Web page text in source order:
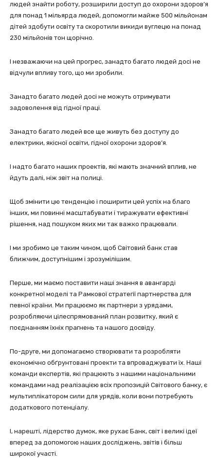
людей знайти роботу, розширили доступ до охорони здоров’я
для понад 1 мільярда людей, допомогли майже 500 мільйонам
дітей здобути освіту та скоротили викиди вуглецю на понад
230 мільйонів тон щорічно.
І незважаючи на цей прогрес, занадто багато людей досі не
відчули впливу того, що ми зробили.
Занадто багато людей досі не можуть отримувати
задоволення від гідної праці.
Занадто багато людей все ще живуть без доступу до
електрики, якісної освіти, гідної охорони здоров’я.
І надто багато наших проектів, які мають значний вплив, не
йдуть далі, ніж звіт на полиці.
Щоб змінити цю тенденцію і поширити цей успіх на благо
інших, ми повинні масштабувати і тиражувати ефективні
рішення, над пошуком яких ми так важко працювали.
І ми зробимо це таким чином, щоб Світовий банк став
ближчим, доступнішим і зрозумілішим.
Перше, ми маємо поставити наші знання в авангарді
конкретної моделі та Рамкової стратегії партнерства для
певної країни. Ми працюємо як партнери з урядами,
розробляючи цілеспрямований план розвитку, який є
поєднанням їхніх прагнень та нашого досвіду.
По-друге, ми допомагаємо створювати та розробляти
економічно обґрунтовані проекти та впроваджувати їх. Наші
команди експертів, які працюють з нашими національними
командами над реалізацією всіх пропозицій Світового банку, є
мультиплікатором сили для урядів, коли вони потребують
додаткового потенціалу.
І, нарешті, лідерство думок, яке рухає Банк, світ і великі ідеї
вперед за допомогою наших досліджень, звітів і більш
широкої участі.